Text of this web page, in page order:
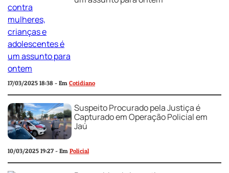
17/03/2025 18:38 - Em Cotidiano
Suspeito Procurado pela Justiça é
Capturado em Operação Policial em
Jaú
10/03/2025 19:27 - Em Policial